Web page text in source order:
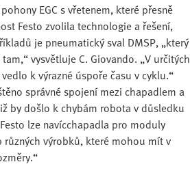
EGC s vřetenem, které přesně
Festo zvolila technologie a řešení,
je pneumatický sval DMSP, „který
vysvětluje C. Giovando. „V určitých
k výrazné úspoře času v cyklu.“
správné spojení mezi chapadlem a
by došlo k chybám robota v důsledku
lze navícchapadla pro moduly
výrobků, které mohou mít v